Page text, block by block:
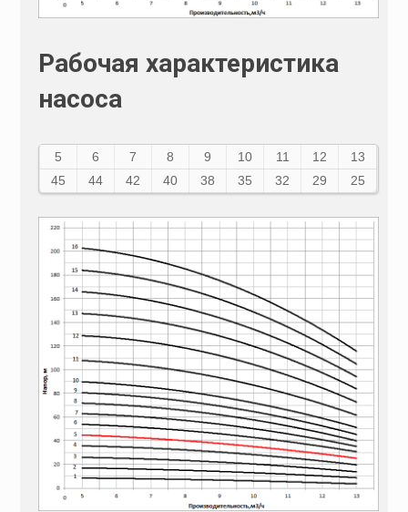
Рабочая характеристика
насоса
5 6 7 8 9 10 11 12
13
45
44 42 40 38 35 32 29 25